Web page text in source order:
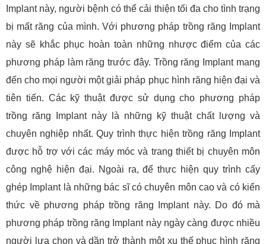
Implant này, người bệnh có thể cải thiện tối đa cho tình trạng
bị mất răng của mình. Với phương pháp trồng răng Implant
này sẽ khắc phục hoàn toàn những nhược điểm của các
phương pháp làm răng trước đây. Trồng răng Implant mang
đến cho mọi người một giải pháp phục hình răng hiện đại và
tiên tiến. Các kỹ thuật được sử dụng cho phương pháp
trồng răng Implant này là những kỹ thuật chất lượng và
chuyên nghiệp nhất. Quy trình thực hiện trồng răng Implant
được hỗ trợ với các máy móc và trang thiết bị chuyên môn
công nghệ hiện đại. Ngoài ra, để thực hiện quy trình cấy
ghép Implant là những bác sĩ có chuyên môn cao và có kiến
thức về phương pháp trồng răng Implant này. Do đó mà
phương pháp trồng răng Implant này ngày càng được nhiều
người lựa chọn và dần trở thành một xu thế phục hình răng